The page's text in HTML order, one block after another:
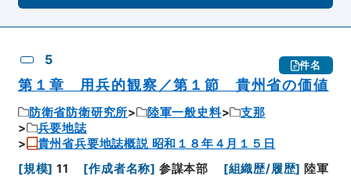
5 件名
第１章 用兵的観察／第１節 貴州省の価値
防衛省防衛研究所 陸軍一般史料
支那
兵要地誌
貴州省兵要地誌概説 昭和１８年４月１５日
[規模] 11 [作成者名称] 参謀本部 [組織歴/履歴] 陸軍